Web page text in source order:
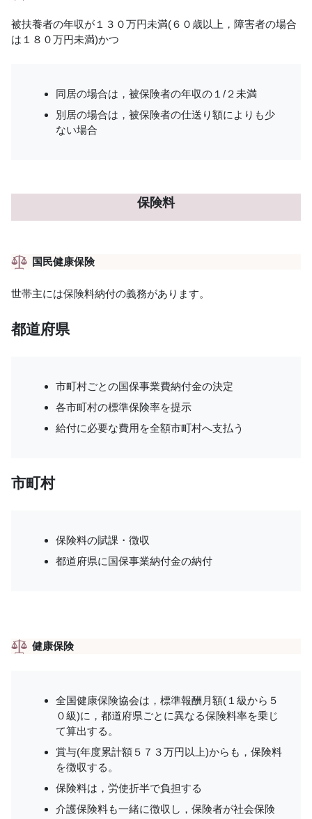
被扶養者の年収が１３０万円未満(６０歳以上，障害者の場合
は１８０万円未満)かつ
同居の場合は，被保険者の年収の１/２未満
別居の場合は，被保険者の仕送り額によりも少
ない場合
保険料
国民健康保険
世帯主には保険料納付の義務があります。
都道府県
市町村ごとの国保事業費納付金の決定
各市町村の標準保険率を提示
給付に必要な費用を全額市町村へ支払う
市町村
保険料の賦課・徴収
都道府県に国保事業納付金の納付
健康保険
全国健康保険協会は，標準報酬月額(１級から５
０級)に，都道府県ごとに異なる保険料率を乗じ
て算出する。
賞与(年度累計額５７３万円以上)からも，保険料
を徴収する。
保険料は，労使折半で負担する
介護保険料も一緒に徴収し，保険者が社会保険